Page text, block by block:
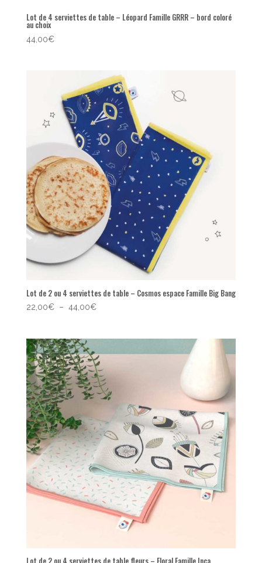
Lot de 4 serviettes de table – Léopard Famille GRRR – bord coloré
au choix
44,00€
Lot de 2 ou 4 serviettes de table – Cosmos espace Famille Big Bang
22,00€ – 44,00€Plage
à
44,00€